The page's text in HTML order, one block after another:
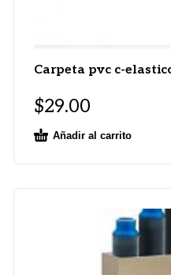
Carpeta pvc c-
$29.00
Añadir al carrito